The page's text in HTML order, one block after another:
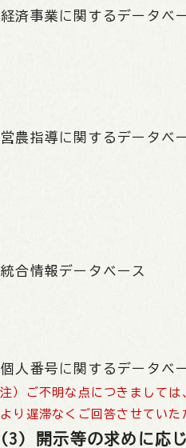
経済事業に関するデータベ
営農指導に関するデータベ
統合情報データベース
個人番号に関するデータベ
注）ご不明な点につきまして
より遅滞なくご回答させていた
(3) 開示等の求めに応